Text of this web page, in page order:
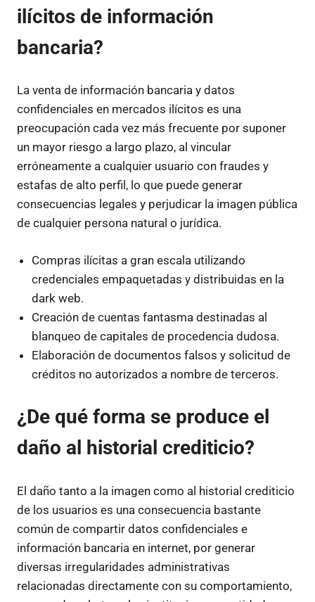
ilícitos de información
bancaria?
La venta de información bancaria y datos
confidenciales en mercados ilícitos es una
preocupación cada vez más frecuente por suponer
un mayor riesgo a largo plazo, al vincular
erróneamente a cualquier usuario con fraudes y
estafas de alto perfil, lo que puede generar
consecuencias legales y perjudicar la imagen pública
de cualquier persona natural o jurídica.
Compras ilícitas a gran escala utilizando
credenciales empaquetadas y distribuidas en la
dark web.
Creación de cuentas fantasma destinadas al
blanqueo de capitales de procedencia dudosa.
Elaboración de documentos falsos y solicitud de
créditos no autorizados a nombre de terceros.
¿De qué forma se produce el
daño al historial crediticio?
El daño tanto a la imagen como al historial crediticio
de los usuarios es una consecuencia bastante
común de compartir datos confidenciales e
información bancaria en internet, por generar
diversas irregularidades administrativas
relacionadas directamente con su comportamiento,